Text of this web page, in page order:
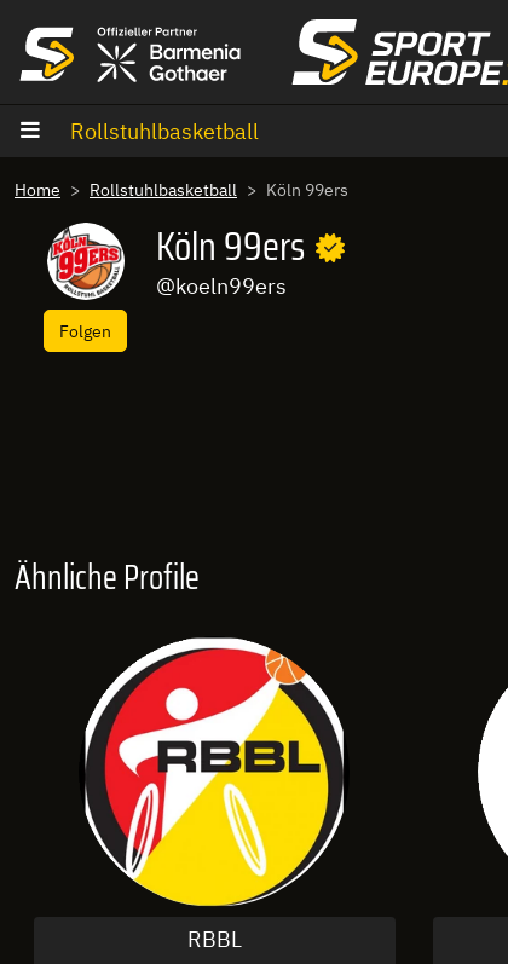
Rollstuhlbasketball
Home Rollstuhlbasketball Köln 99ers
Folgen
Köln 99ers
@koeln99ers
Ähnliche Profile
RBBL